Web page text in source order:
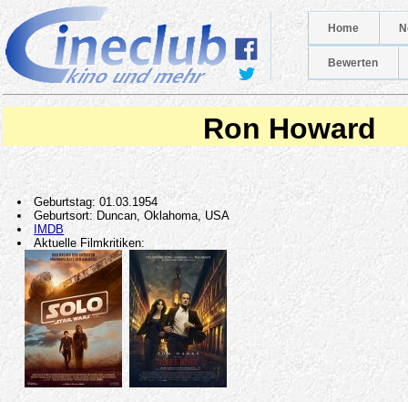
Home
Bewerten
Ron Howard
Geburtstag: 01.03.1954
Geburtsort: Duncan, Oklahoma, USA
IMDB
Aktuelle Filmkritiken: